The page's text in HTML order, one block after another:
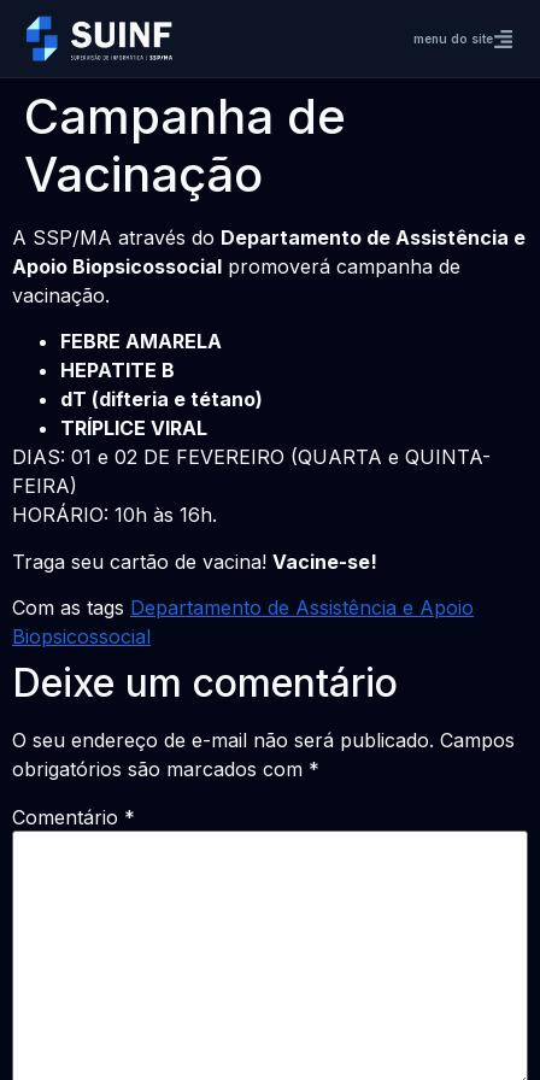
menu do site
Campanha de
Vacinação
A SSP/MA através do Departamento de Assistência e
Apoio Biopsicossocial promoverá campanha de
vacinação.
FEBRE AMARELA
HEPATITE B
dT (difteria e tétano)
TRÍPLICE VIRAL
DIAS: 01 e 02 DE FEVEREIRO (QUARTA e QUINTA-
FEIRA)
HORÁRIO: 10h às 16h.
Traga seu cartão de vacina! Vacine-se!
Com as tags Departamento de Assistência e Apoio
Biopsicossocial
Deixe um comentário
O seu endereço de e-mail não será publicado. Campos
obrigatórios são marcados com *
Comentário *